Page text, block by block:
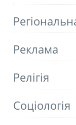
Реклама
Релігія
Соціологія